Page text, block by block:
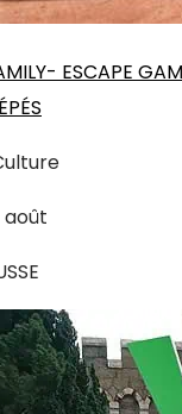
ESCAPE
août